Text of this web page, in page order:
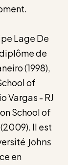
Lage De
de
(1998),
of
Vargas - RJ
School of
Il est
Johns
en